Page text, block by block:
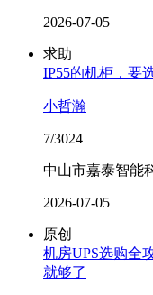
2026-07-05
求助
IP55的机柜，要
小哲瀚
7/3024
中山市嘉泰智能
2026-07-05
原创
机房UPS选购全
就够了